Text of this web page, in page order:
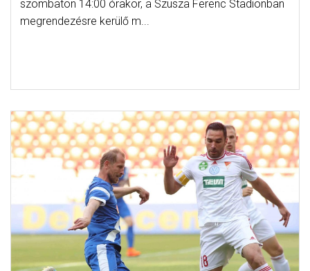
szombaton 14:00 órakor, a Szusza Ferenc Stadionban
megrendezésre kerülő m...